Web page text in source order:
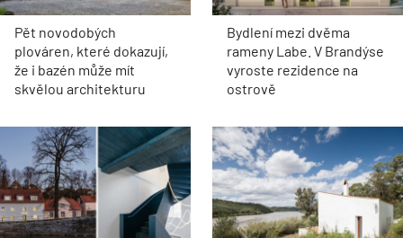
Pět novodobých
plováren, které dokazují,
že i bazén může mít
skvělou architekturu
Bydlení mezi dvěma
rameny Labe. V Brandýse
vyroste rezidence na
ostrově